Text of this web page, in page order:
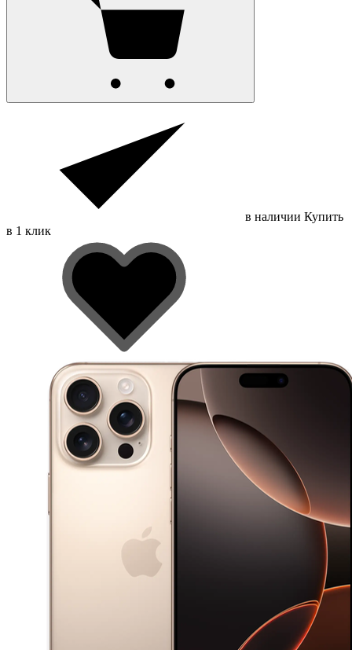
в наличии Купить
в 1 клик